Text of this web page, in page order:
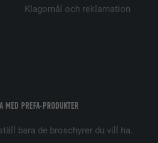
MED PREFA-PRODUKTER
bara de broschyrer du vill ha.
Klagomål och reklamation
webbplatser för att presentera